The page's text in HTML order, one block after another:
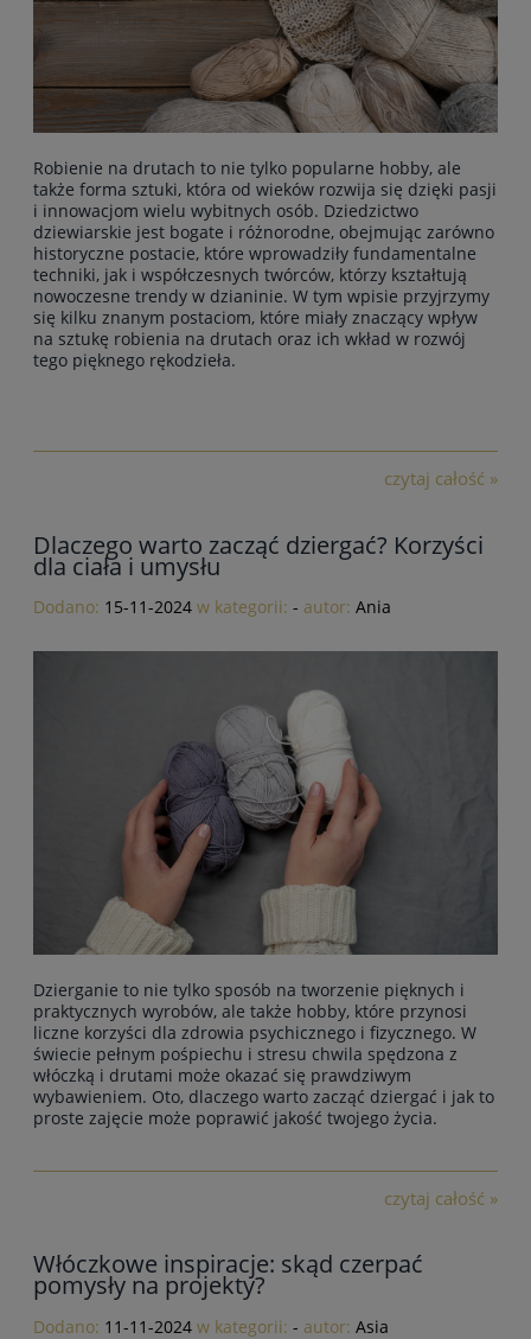
Robienie na drutach to nie tylko popularne hobby, ale
także forma sztuki, która od wieków rozwija się dzięki pasji
i innowacjom wielu wybitnych osób. Dziedzictwo
dziewiarskie jest bogate i różnorodne, obejmując zarówno
historyczne postacie, które wprowadziły fundamentalne
techniki, jak i współczesnych twórców, którzy kształtują
nowoczesne trendy w dzianinie. W tym wpisie przyjrzymy
się kilku znanym postaciom, które miały znaczący wpływ
na sztukę robienia na drutach oraz ich wkład w rozwój
tego pięknego rękodzieła.
czytaj całość »
Dlaczego warto zacząć dziergać? Korzyści
dla ciała i umysłu
Dodano: 15-11-2024 w kategorii: - autor: Ania
Dzierganie to nie tylko sposób na tworzenie pięknych i
praktycznych wyrobów, ale także hobby, które przynosi
liczne korzyści dla zdrowia psychicznego i fizycznego. W
świecie pełnym pośpiechu i stresu chwila spędzona z
włóczką i drutami może okazać się prawdziwym
wybawieniem. Oto, dlaczego warto zacząć dziergać i jak to
proste zajęcie może poprawić jakość twojego życia.
czytaj całość »
Włóczkowe inspiracje: skąd czerpać
pomysły na projekty?
Dodano: 11-11-2024 w kategorii: - autor: Asia